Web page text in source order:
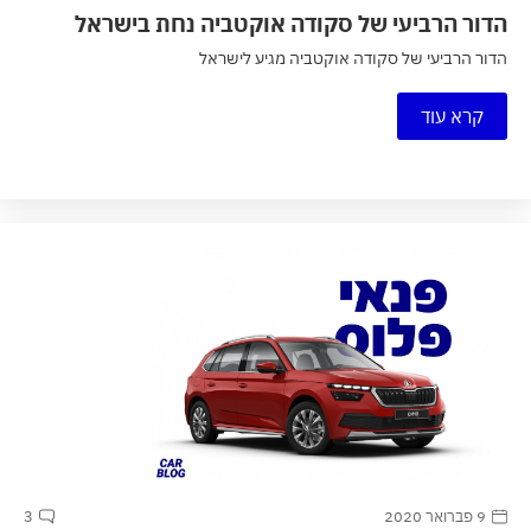
הדור הרביעי של סקודה אוקטביה נחת בישראל
הדור הרביעי של סקודה אוקטביה מגיע לישראל
קרא עוד
9 פברואר 2020 3